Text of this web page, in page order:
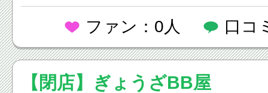
ファン：0人 口コ
【閉店】ぎょうざBB屋